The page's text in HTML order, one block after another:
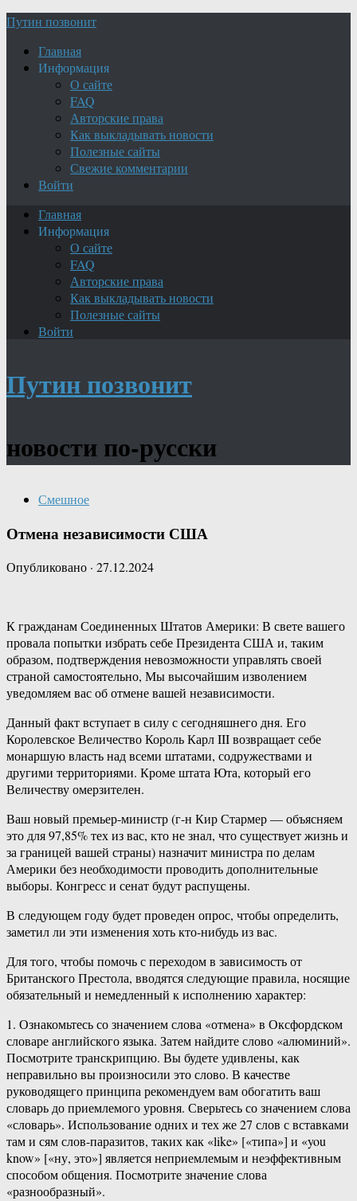
Путин позвонит
Главная
Информация
О сайте
FAQ
Авторские права
Как выкладывать новости
Полезные сайты
Свежие комментарии
Войти
Главная
Информация
О сайте
FAQ
Авторские права
Как выкладывать новости
Полезные сайты
Войти
Путин позвонит
новости по-русски
Смешное
Отмена независимости США
Опубликовано · 27.12.2024
К гражданам Соединенных Штатов Америки: В свете вашего
провала попытки избрать себе Президента США и, таким
образом, подтверждения невозможности управлять своей
страной самостоятельно, Мы высочайшим изволением
уведомляем вас об отмене вашей независимости.
Данный факт вступает в силу с сегодняшнего дня. Его
Королевское Величество Король Карл III возвращает себе
монаршую власть над всеми штатами, содружествами и
другими территориями. Кроме штата Юта, который его
Величеству омерзителен.
Ваш новый премьер-министр (г-н Кир Стармер — объясняем
это для 97,85% тех из вас, кто не знал, что существует жизнь и
за границей вашей страны) назначит министра по делам
Америки без необходимости проводить дополнительные
выборы. Конгресс и сенат будут распущены.
В следующем году будет проведен опрос, чтобы определить,
заметил ли эти изменения хоть кто-нибудь из вас.
Для того, чтобы помочь с переходом в зависимость от
Британского Престола, вводятся следующие правила, носящие
обязательный и немедленный к исполнению характер:
1. Ознакомьтесь со значением слова «отмена» в Оксфордском
словаре английского языка. Затем найдите слово «алюминий».
Посмотрите транскрипцию. Вы будете удивлены, как
неправильно вы произносили это слово. В качестве
руководящего принципа рекомендуем вам обогатить ваш
словарь до приемлемого уровня. Сверьтесь со значением слова
«словарь». Использование одних и тех же 27 слов с вставками
там и сям слов-паразитов, таких как «like» [«типа»] и «you
know» [«ну, это»] является неприемлемым и неэффективным
способом общения. Посмотрите значение слова
«разнообразный».